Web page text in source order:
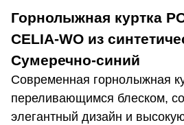
Горнолыжная куртка
CELIA-WO из
Сумеречно-синий
Современная горнолыжная
переливающимся блеском,
элегантный дизайн и